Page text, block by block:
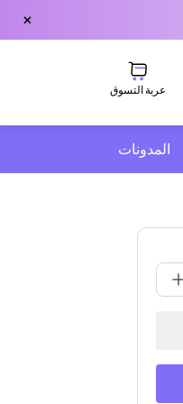
×
عربة التسوق
المدونات